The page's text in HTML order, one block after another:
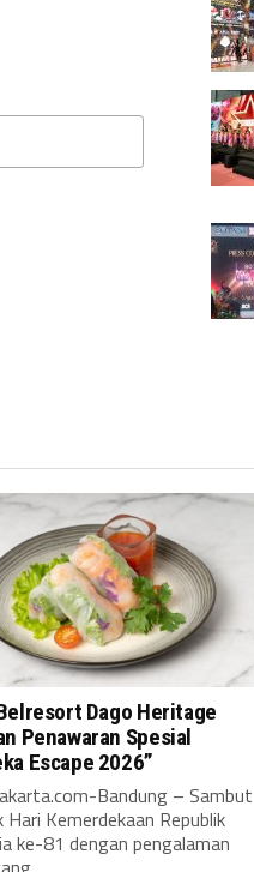
Dago Heritage
Penawaran Spesial
Escape 2026”
Bandung – Sambut
Hari Kemerdekaan Republik
ke-81 dengan pengalaman